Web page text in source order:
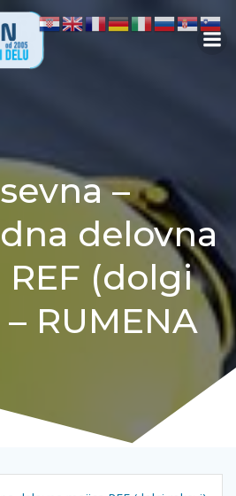
–
delovna
(dolgi
RUMENA